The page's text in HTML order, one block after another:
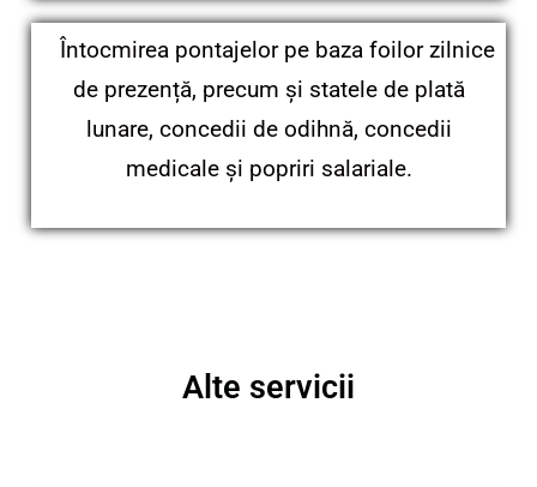
Întocmirea pontajelor pe baza foilor zilnice
de prezență, precum și statele de plată
lunare, concedii de odihnă, concedii
medicale și popriri salariale.
Alte servicii